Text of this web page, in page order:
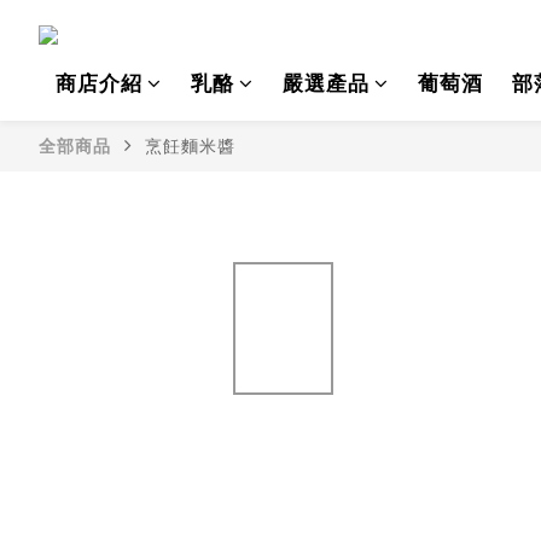
商店介紹 乳酪 嚴選產品 葡萄酒 部
全部商品 烹飪麵米醬